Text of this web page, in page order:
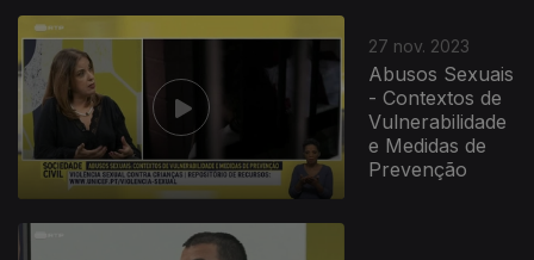
27 nov. 2023
Abusos Sexuais
- Contextos de
Vulnerabilidade
e Medidas de
Prevenção